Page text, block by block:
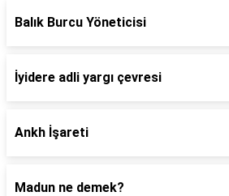
Balık Burcu Yöneticisi
İyidere adli yargı çevresi
Ankh İşareti
Madun ne demek?